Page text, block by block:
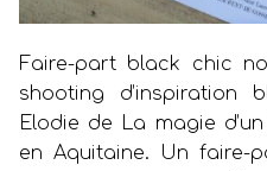
Faire-part black chic
shooting d’inspiration
Elodie de La magie
en Aquitaine. Un faire-